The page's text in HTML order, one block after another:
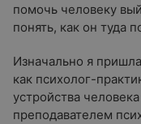
помочь человеку
понять, как он туда
Изначально я
как психолог-
устройства
преподавателем